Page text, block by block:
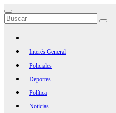
Saltar
al
contenido
Interés General
Policiales
Deportes
Política
Noticias